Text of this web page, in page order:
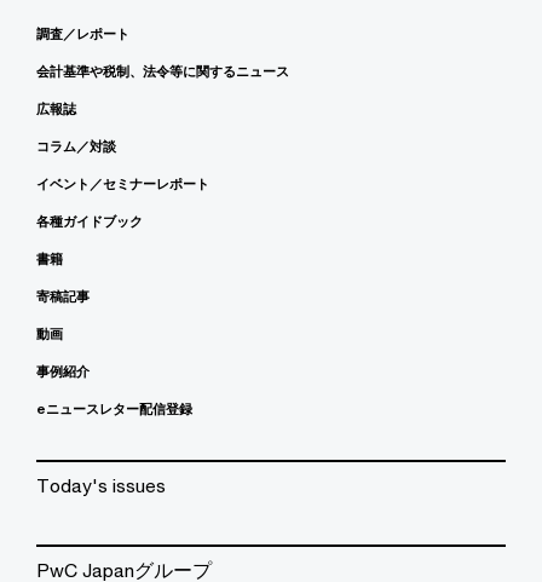
調査／レポート
会計基準や税制、法令等に関するニュース
広報誌
コラム／対談
イベント／セミナーレポート
各種ガイドブック
書籍
寄稿記事
動画
事例紹介
eニュースレター配信登録
Today's issues
PwC Japanグループ